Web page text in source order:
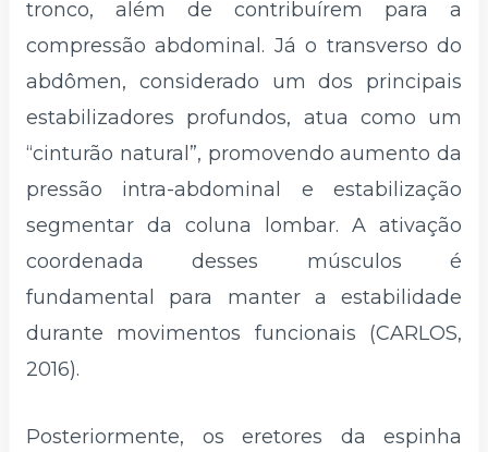
tronco, além de contribuírem para a
compressão abdominal. Já o transverso do
abdômen, considerado um dos principais
estabilizadores profundos, atua como um
“cinturão natural”, promovendo aumento da
pressão intra-abdominal e estabilização
segmentar da coluna lombar. A ativação
coordenada desses músculos é
fundamental para manter a estabilidade
durante movimentos funcionais (CARLOS,
2016).
Posteriormente, os eretores da espinha